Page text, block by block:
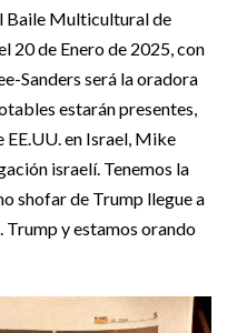
Baile Multicultural de
20 de Enero de 2025, con
Sanders será la oradora
estarán presentes,
en Israel, Mike
israelí. Tenemos la
shofar de Trump llegue a
Trump y estamos orando